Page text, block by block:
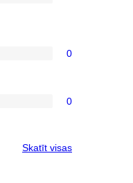
0
0
Skatīt visasatsauksmes